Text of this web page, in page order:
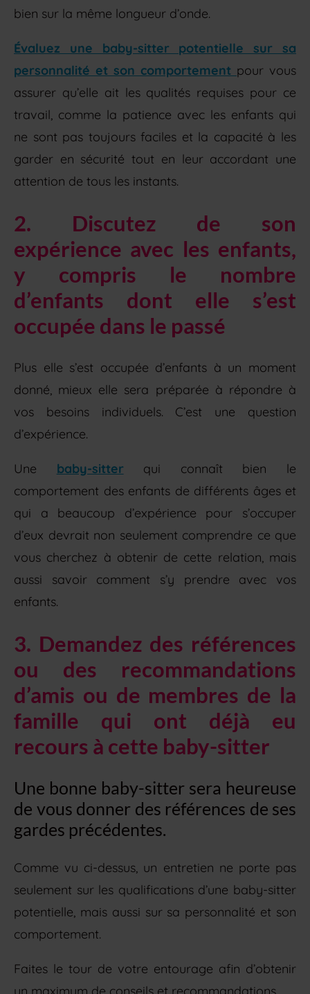
bien sur la même longueur d’onde.
Évaluez une baby-sitter potentielle sur sa
personnalité et son comportement pour vous
assurer qu’elle ait les qualités requises pour ce
travail, comme la patience avec les enfants qui
ne sont pas toujours faciles et la capacité à les
garder en sécurité tout en leur accordant une
attention de tous les instants.
2. Discutez de son
expérience avec les enfants,
y compris le nombre
d’enfants dont elle s’est
occupée dans le passé
Plus elle s’est occupée d’enfants à un moment
donné, mieux elle sera préparée à répondre à
vos besoins individuels. C’est une question
d’expérience.
Une baby-sitterqui connaît bien le
comportement des enfants de différents âges et
qui a beaucoup d’expérience pour s’occuper
d’eux devrait non seulement comprendre ce que
vous cherchez à obtenir de cette relation, mais
aussi savoir comment s’y prendre avec vos
enfants.
3. Demandez des références
ou des recommandations
d’amis ou de membres de la
famille qui ont déjà eu
recours à cette baby-sitter
Une bonne baby-sitter sera heureuse
de vous donner des références de ses
gardes précédentes.
Comme vu ci-dessus, un entretien ne porte pas
seulement sur les qualifications d’une baby-sitter
potentielle, mais aussi sur sa personnalité et son
comportement.
Faites le tour de votre entourage afin d’obtenir
un maximum de conseils et recommandations.